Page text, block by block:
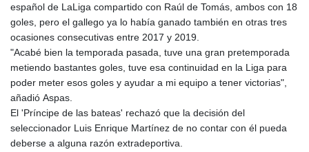
español de LaLiga compartido con Raúl de Tomás, ambos con 18
goles, pero el gallego ya lo había ganado también en otras tres
ocasiones consecutivas entre 2017 y 2019.
"Acabé bien la temporada pasada, tuve una gran pretemporada
metiendo bastantes goles, tuve esa continuidad en la Liga para
poder meter esos goles y ayudar a mi equipo a tener victorias",
añadió Aspas.
El 'Príncipe de las bateas' rechazó que la decisión del
seleccionador Luis Enrique Martínez de no contar con él pueda
deberse a alguna razón extradeportiva.